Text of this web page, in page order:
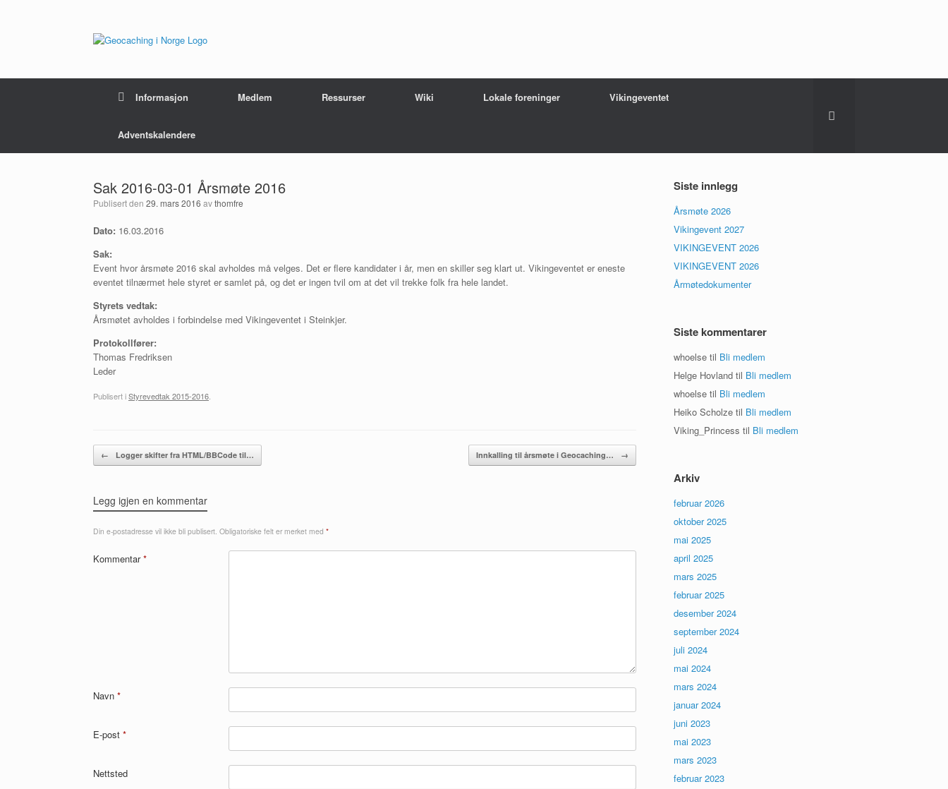
Informasjon Medlem Ressurser Wiki Lokale foreninger Vikingeventet
Adventskalendere
Sak 2016-03-01 Årsmøte 2016
Publisert den 29. mars 2016 avthomfre
Dato: 16.03.2016
Sak:
Event hvor årsmøte 2016 skal avholdes må velges. Det er flere kandidater i år, men en skiller seg klart ut. Vikingeventet er eneste
eventet tilnærmet hele styret er samlet på, og det er ingen tvil om at det vil trekke folk fra hele landet.
Styrets vedtak:
Årsmøtet avholdes i forbindelse med Vikingeventet i Steinkjer.
Protokollfører:
Thomas Fredriksen
Leder
Publisert iStyrevedtak 2015-2016
Innleggsnavigasjon
← Logger skifter fra HTML/BBCode til… Innkalling til årsmøte i Geocaching… →
Legg igjen en kommentar
Din e-postadresse vil ikke bli publisert. Obligatoriske felt er merket med *
Kommentar*
Navn *
E-post *
Nettsted
Siste innlegg
Årsmøte 2026
Vikingevent 2027
VIKINGEVENT 2026
VIKINGEVENT 2026
Årmøtedokumenter
Siste kommentarer
whoelse til Bli medlem
Helge Hovland til Bli medlem
whoelse til Bli medlem
Heiko Scholze til Bli medlem
Viking_Princess til Bli medlem
Arkiv
februar 2026
oktober 2025
mai 2025
april 2025
mars 2025
februar 2025
desember 2024
september 2024
juli 2024
mai 2024
mars 2024
januar 2024
juni 2023
mai 2023
mars 2023
februar 2023